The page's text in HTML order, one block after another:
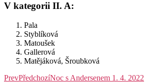
V kategorii II. A:
Pala
Styblíková
Matoušek
Gallerová
Matějáková, Šroubková
PrevPředchozíNoc s Andersenem 1. 4. 2022